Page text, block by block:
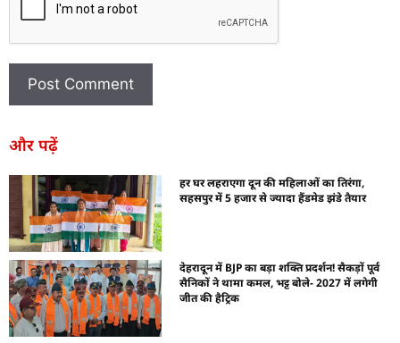
और पढ़ें
हर घर लहराएगा दून की महिलाओं का तिरंगा,
सहसपुर में 5 हजार से ज्यादा हैंडमेड झंडे तैयार
देहरादून में BJP का बड़ा शक्ति प्रदर्शन! सैकड़ों पूर्व
सैनिकों ने थामा कमल, भट्ट बोले- 2027 में लगेगी
जीत की हैट्रिक